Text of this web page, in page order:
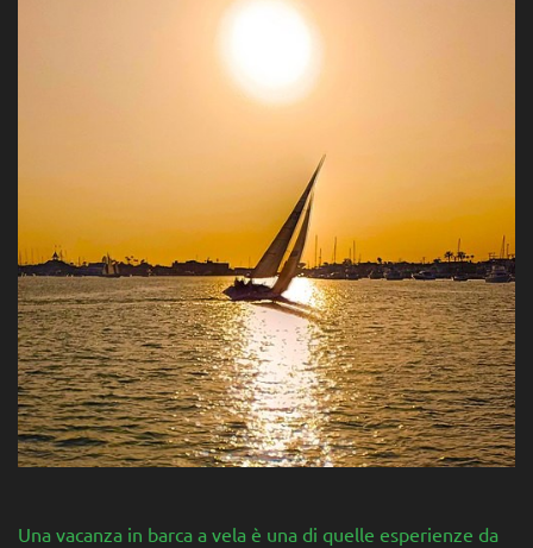
Una vacanza in barca a vela è una di quelle esperienze da